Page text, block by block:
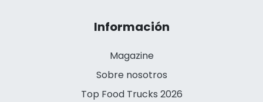
Información
Magazine
Sobre nosotros
Top Food Trucks 2026